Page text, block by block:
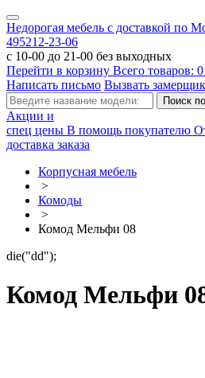
Недорогая мебель с доставкой по
495212-23-06
с 10-00 до 21-00 без выходных
Перейти в корзину Всего товаров: 0
Написать письмо Вызвать
Акции и
спец цены В помощь покупателю
доставка заказа
Корпусная мебель
>
Комоды
>
Комод Мельфи 08
die("dd");
Комод Мельфи